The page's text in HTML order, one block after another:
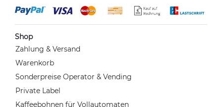
Shop
Zahlung & Versand
Warenkorb
Sonderpreise Operator & Vending
Private Label
Kaffeebohnen für Vollautomaten